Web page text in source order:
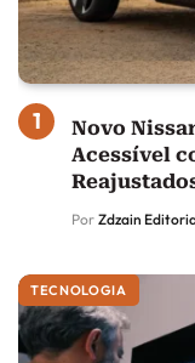
Novo
Acessível
Por Zdzain
TECNOLOGIA